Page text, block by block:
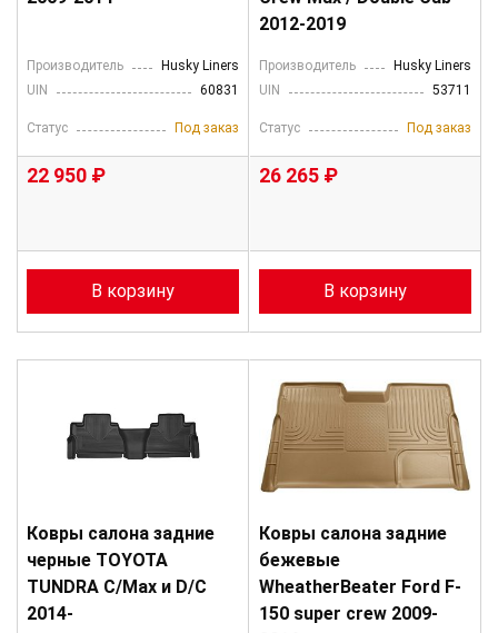
Производитель
Husky Liners
UIN
60831
Статус Под заказ
22 950 ₽
В корзину
2012-2019
Производитель
Husky Liners
UIN
53711
Статус Под заказ
26 265 ₽
В корзину
Ковры салона задние
черные TOYOTA
TUNDRA C/Max и D/C
2014-
Ковры салона задние
бежевые
WheatherBeater Ford F-
150 super crew 2009-